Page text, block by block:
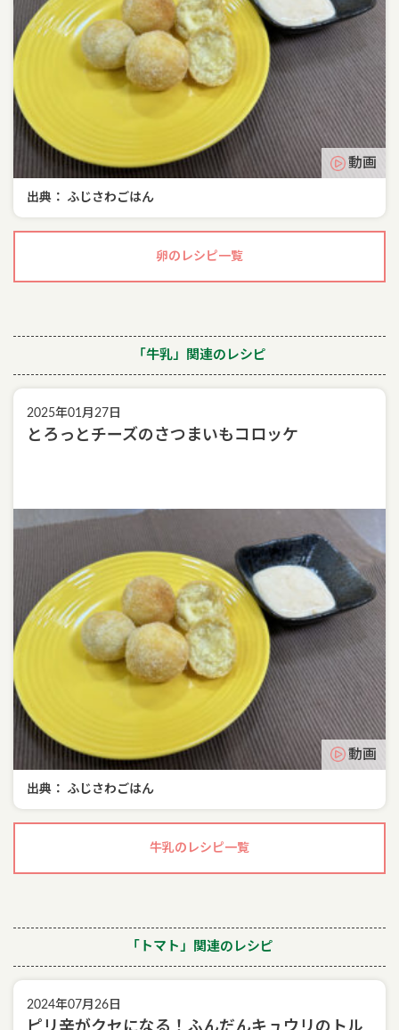
動画
出典： ふじさわごはん
卵のレシピ一覧
「牛乳」関連のレシピ
2025年01月27日
とろっとチーズのさつまいもコロッケ
動画
出典： ふじさわごはん
牛乳のレシピ一覧
「トマト」関連のレシピ
2024年07月26日